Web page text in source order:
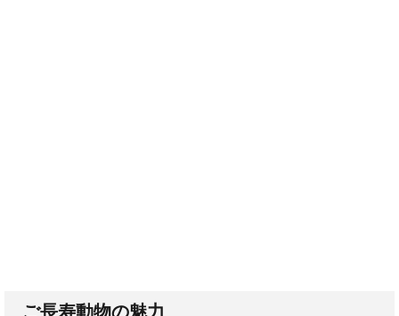
ご長寿動物の魅力